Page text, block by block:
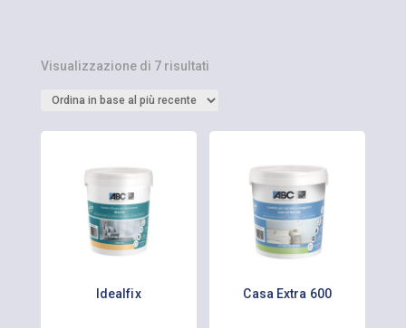
Visualizzazione di 7 risultatiOrdina
al
Idealfix Casa Extra 600